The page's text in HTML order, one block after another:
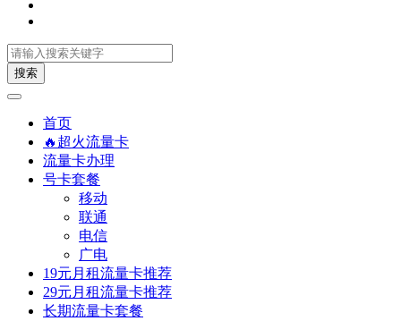
搜索
首页
🔥超火流量卡
流量卡办理
号卡套餐
移动
联通
电信
广电
19元月租流量卡推荐
29元月租流量卡推荐
长期流量卡套餐